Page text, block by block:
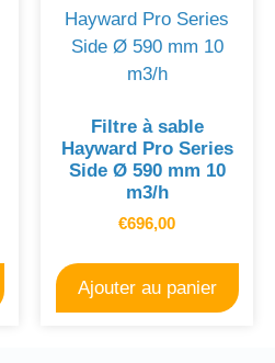
Filtre à sable
Hayward Pro Series
Side Ø 590 mm 10
m3/h
€696,00
Ajouter au panier